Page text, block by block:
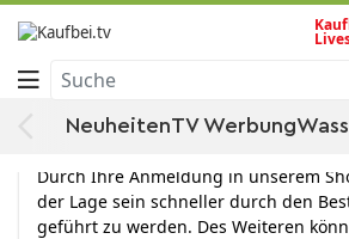
Suche
NeuheitenTV Werbung
Anmelden
Konto eröffnen
Durch Ihre Anmeldung in unserem
der Lage sein schneller durch den
geführt zu werden. Des Weiteren